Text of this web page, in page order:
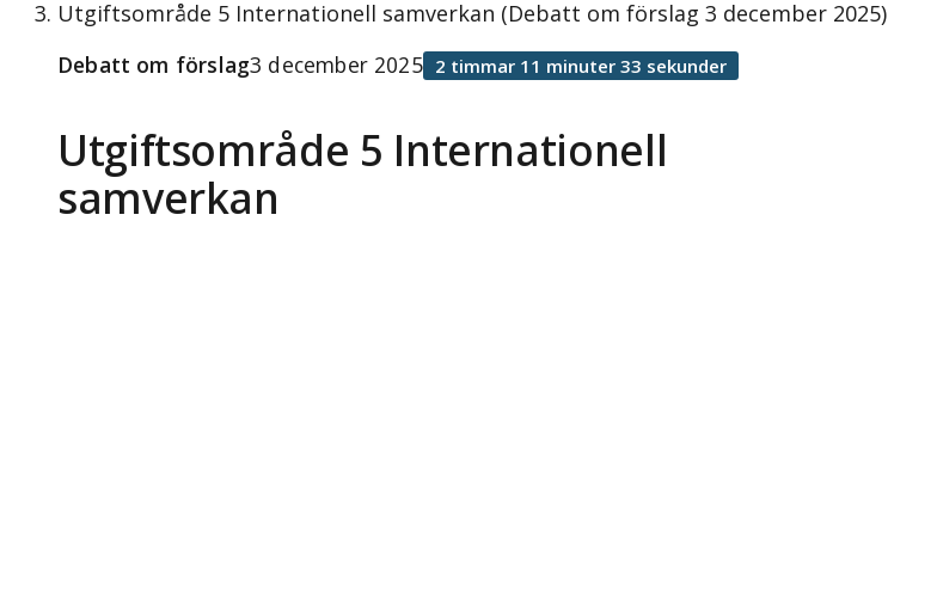
Utgiftsområde 5 Internationell samverkan (Debatt om förslag 3 december 2025)
Utgiftsområde 5 Internationell
samverkan
Debatt om förslag3 december 2025 2 timmar 11 minuter 33 sekunder